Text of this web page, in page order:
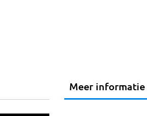
Meer informatie